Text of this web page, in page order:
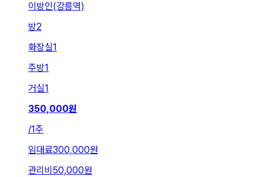
이방인(강릉역)
방2
화장실1
주방1
거실1
350,000원
/1주
임대료300,000원
관리비 50,000원